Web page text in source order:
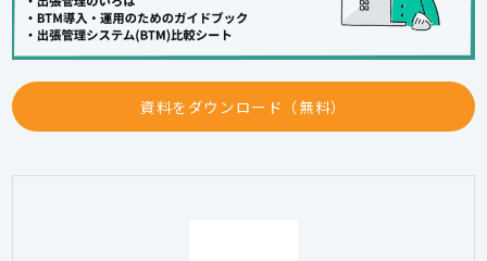
資料をダウンロード（無料）